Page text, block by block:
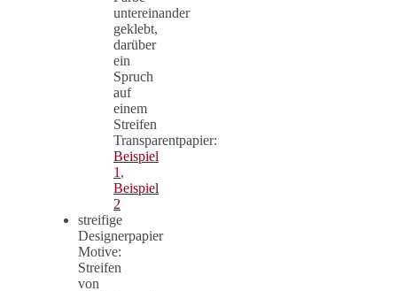
untereinander
geklebt,
darüber
ein
Spruch
auf
einem
Streifen
Transparentpapier:
Beispiel
1 ,
Beispiel
2
streifige
Designerpapier
Motive:
Streifen
von